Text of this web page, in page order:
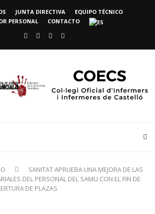
JUNTA DIRECTIVA
EQUIPO TÉCNICO
PERSONAL
CONTACTO
SANITAT APRUEBA UNA MEJORA DE LAS
DEL PERSONAL DEL SAMU CON EL FIN DE
DE PLAZAS